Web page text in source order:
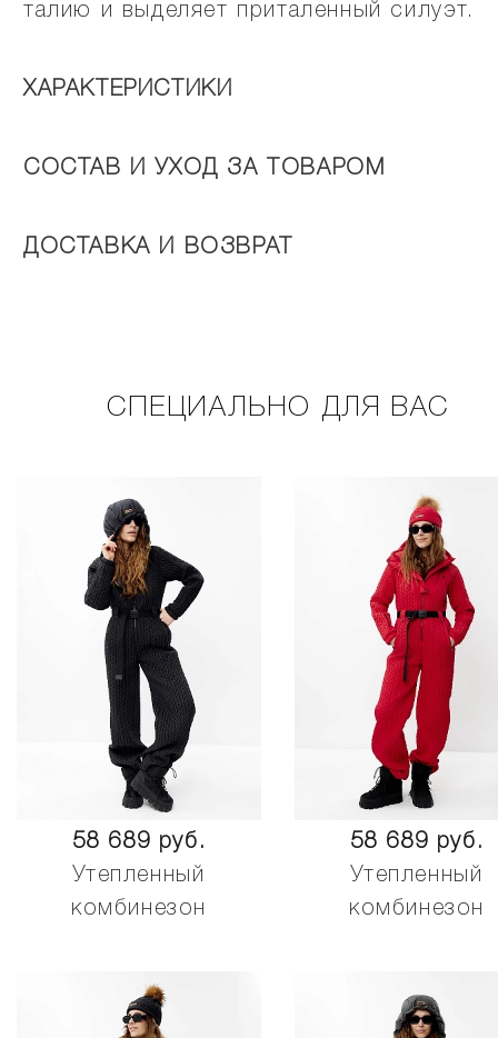
талию и выделяет приталенный силуэт.
ХАРАКТЕРИСТИКИ
СОСТАВ И УХОД ЗА ТОВАРОМ
ДОСТАВКА И ВОЗВРАТ
СПЕЦИАЛЬНО ДЛЯ ВАС
58 689 руб.
Утепленный
комбинезон
58 689 руб.
Утепленный
комбинезон